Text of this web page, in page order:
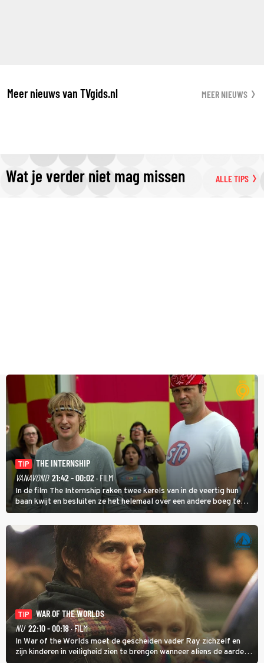
Meer nieuws van TVgids.nl MEER NIEUWS
Wat je verder niet mag missen ALLE TIPS
TIP
THE INTERNSHIP
VANAVOND 21:42 - 00:02· FILM
In de film The Internship raken twee kerels van in de veertig hun
baan kwijt en besluiten ze het helemaal over een andere boeg te
gooien door als stagiair aan de slag te gaan bij Google.
TIP
WAR OF THE WORLDS
NU 22:10 - 00:18· FILM
In War of the Worlds moet de gescheiden vader Ray zichzelf en
zijn kinderen in veiligheid zien te brengen wanneer aliens de aarde